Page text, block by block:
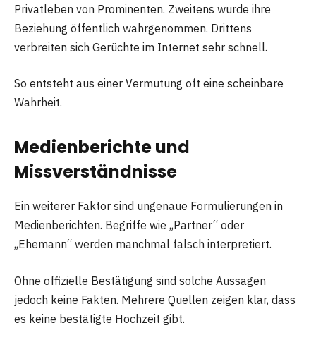
Privatleben von Prominenten. Zweitens wurde ihre
Beziehung öffentlich wahrgenommen. Drittens
verbreiten sich Gerüchte im Internet sehr schnell.
So entsteht aus einer Vermutung oft eine scheinbare
Wahrheit.
Medienberichte und
Missverständnisse
Ein weiterer Faktor sind ungenaue Formulierungen in
Medienberichten. Begriffe wie „Partner“ oder
„Ehemann“ werden manchmal falsch interpretiert.
Ohne offizielle Bestätigung sind solche Aussagen
jedoch keine Fakten. Mehrere Quellen zeigen klar, dass
es keine bestätigte Hochzeit gibt.